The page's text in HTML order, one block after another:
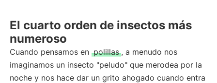
El cuarto orden de insectos más
numeroso
Cuando pensamos en polillas , a menudo nos
imaginamos un insecto "peludo" que merodea por la
noche y nos hace dar un grito ahogado cuando entra